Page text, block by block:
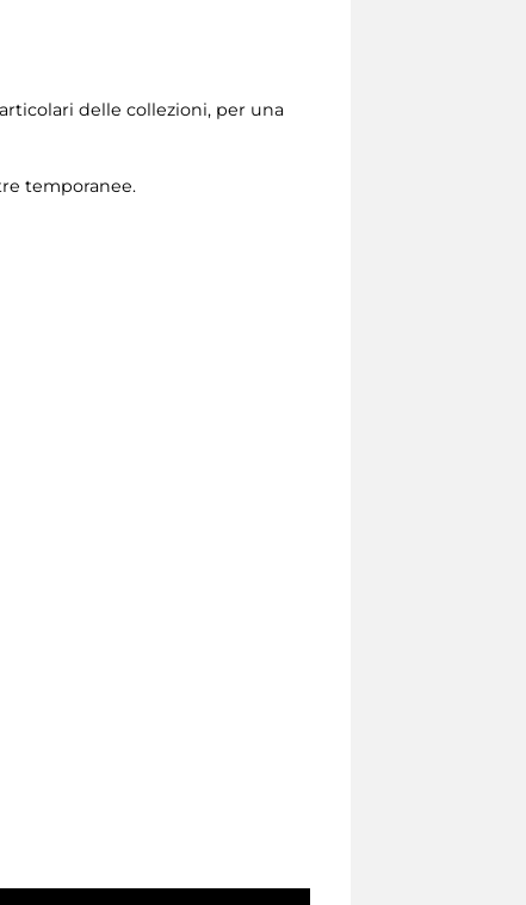
delle collezioni, per una
temporanee.